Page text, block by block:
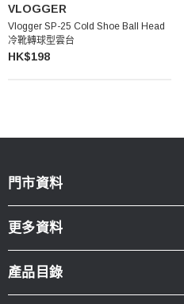
VLOGGER
Vlogger SP-25 Cold Shoe Ball Head
冷靴轉球型雲台
HK$198
門市資料
更多資料
產品目錄